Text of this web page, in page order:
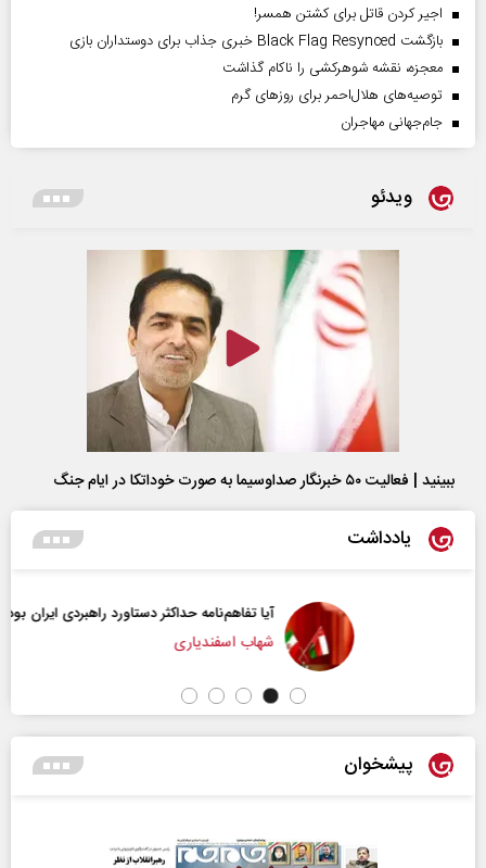
اجیر کردن قاتل برای کشتن همسر!
بازگشت Black Flag Resynced خبری جذاب برای دوستداران بازی
معجزه، نقشه شوهرکشی را ناکام گذاشت
توصیه‌های هلال‌احمر برای روز‌های گرم
جام‌جهانی مهاجران
ویدئو
ببینید | فعالیت ۵۰ خبرنگار صداوسیما به صورت خوداتکا در ایام جنگ
یادداشت
آیا تفاهم‌نامه حداکثر دستاورد راهبردی ایران بود؟
شهاب اسفندیاری
پیشخوان